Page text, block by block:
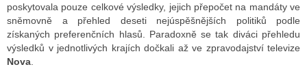
poskytovala pouze celkové výsledky, jejich přepočet na mandáty ve
sněmovně a přehled deseti nejúspěšnějších politiků podle
získaných preferenčních hlasů. Paradoxně se tak diváci přehledu
výsledků v jednotlivých krajích dočkali až ve zpravodajství televize
Nova